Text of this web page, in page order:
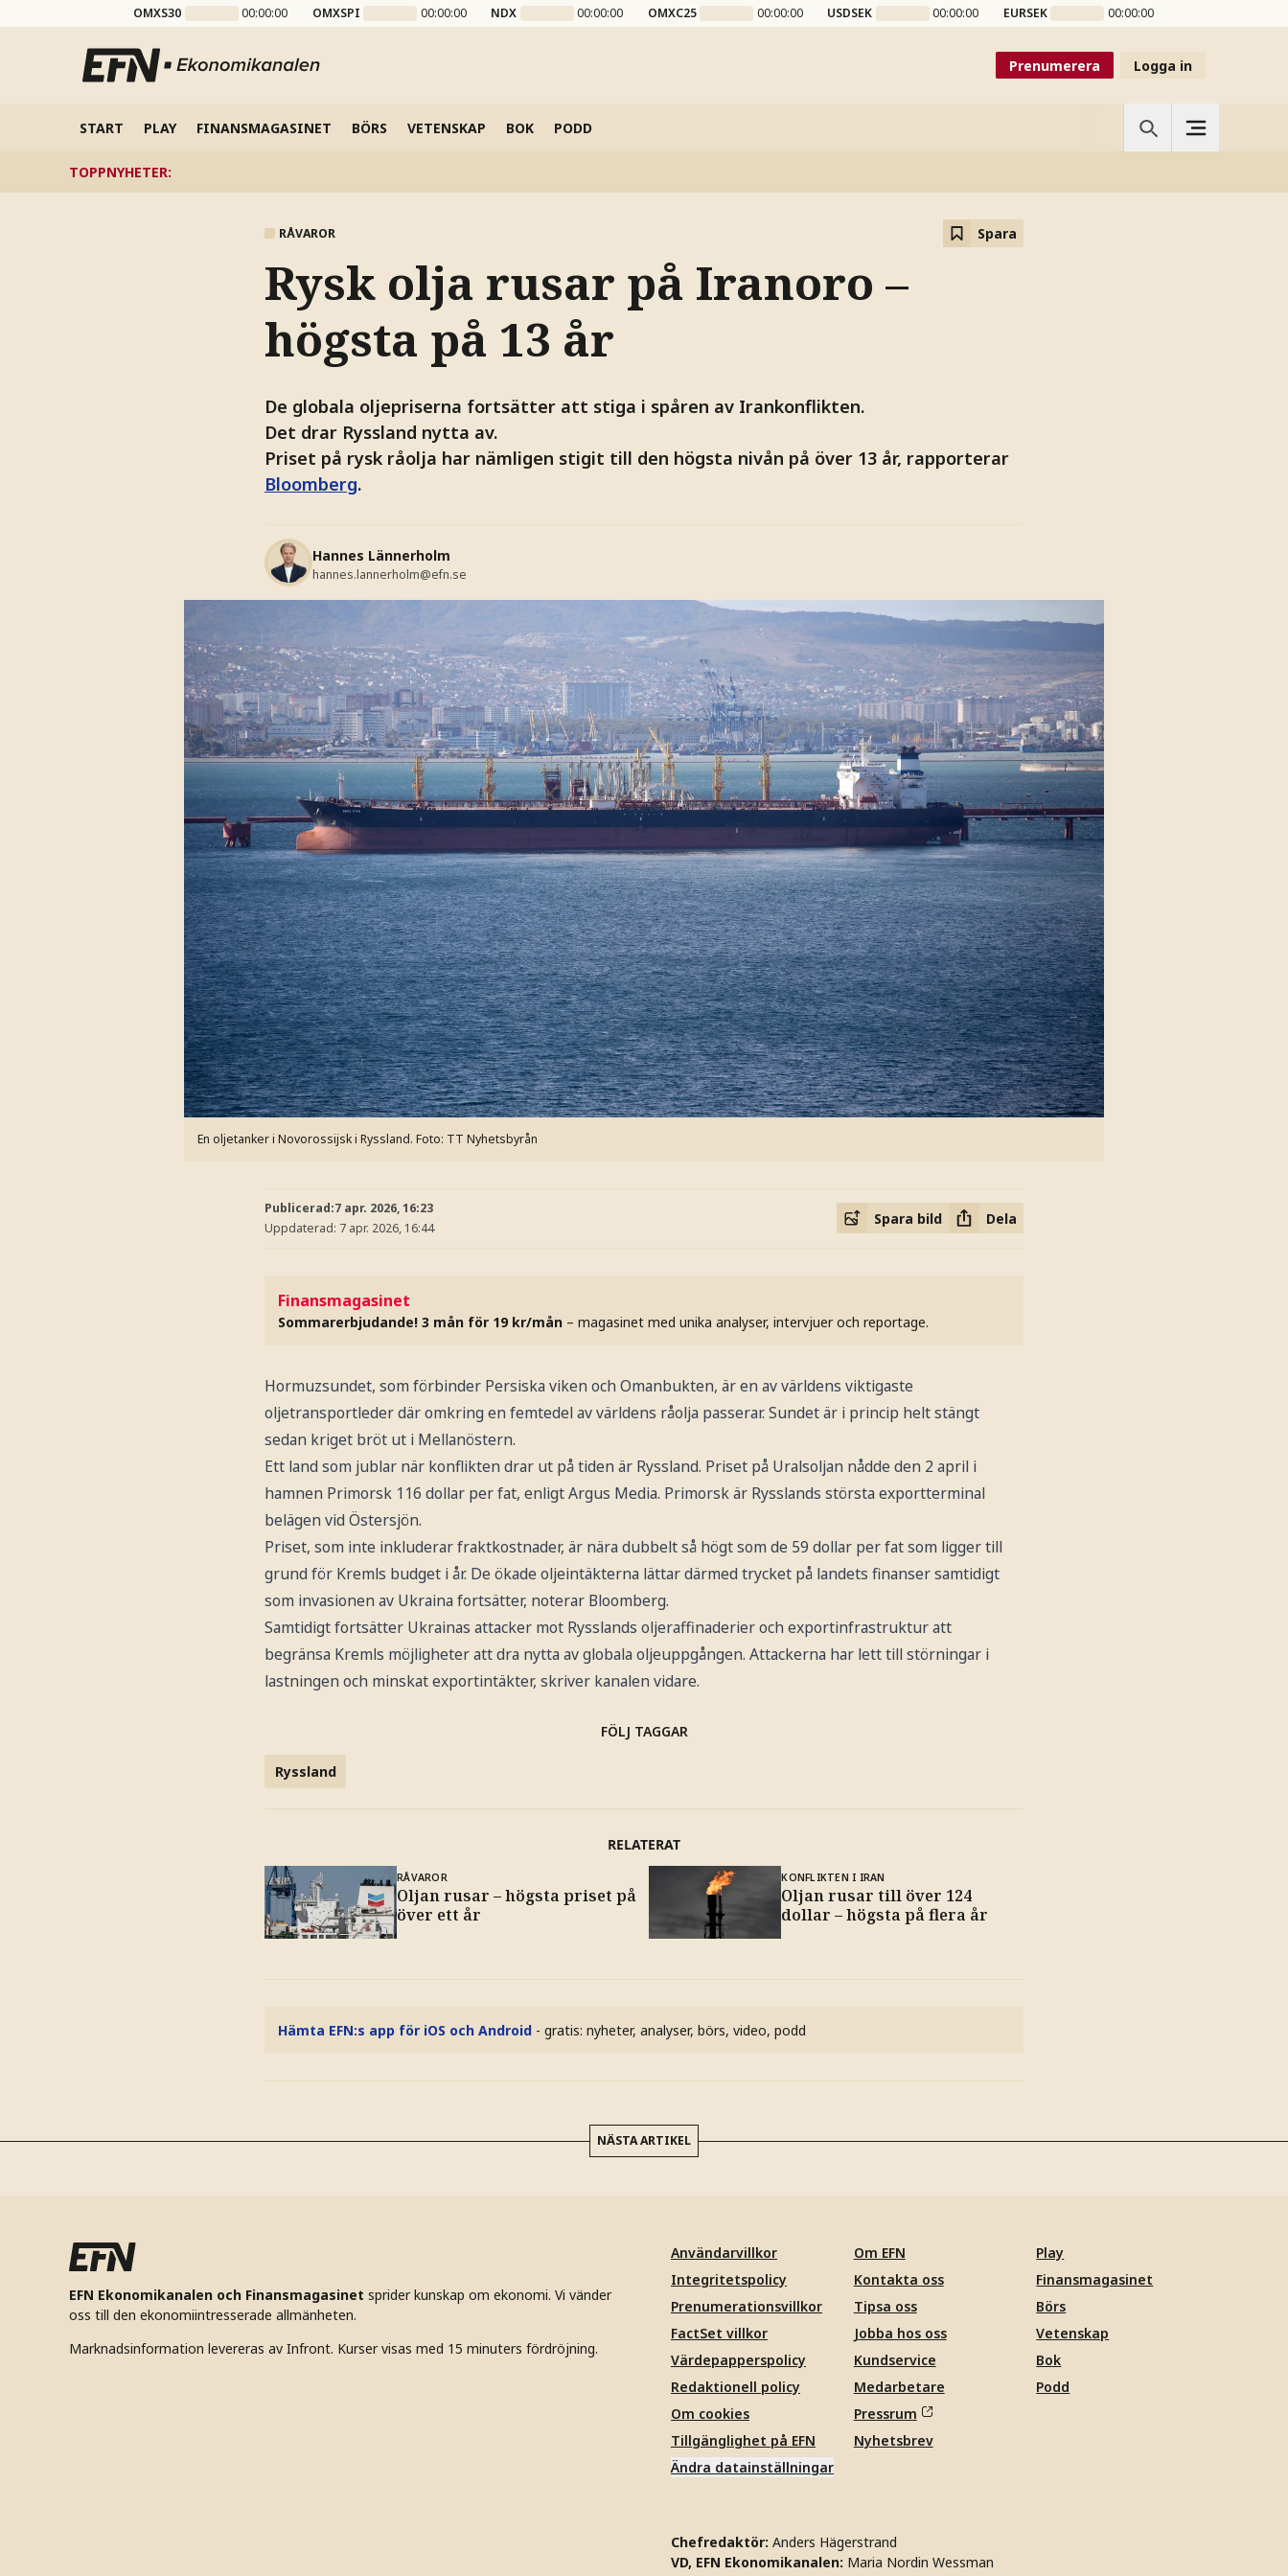
OMXS30 00:00:00 OMXSPI 00:00:00 NDX 00:00:00 OMXC25 00:00:00 USDSEK 00:00:00 EURSEK 00:00:00
Prenumerera Logga in
START PLAY FINANSMAGASINET BÖRS VETENSKAP BOK PODD
TOPPNYHETER:
RÅVAROR Spara
Rysk olja rusar på Iranoro –
högsta på 13 år
De globala oljepriserna fortsätter att stiga i spåren av Irankonflikten.
Det drar Ryssland nytta av.
Priset på rysk råolja har nämligen stigit till den högsta nivån på över 13 år, rapporterar
Bloomberg.
Hannes Lännerholm
hannes.lannerholm@efn.se
En oljetanker i Novorossijsk i Ryssland. Foto: TT Nyhetsbyrån
Publicerad:7 apr. 2026, 16:23
Uppdaterad: 7 apr. 2026, 16:44
Spara bild Dela
Finansmagasinet
Sommarerbjudande! 3 mån för 19 kr/mån – magasinet med unika analyser, intervjuer och reportage.
Hormuzsundet, som förbinder Persiska viken och Omanbukten, är en av världens viktigaste
oljetransportleder där omkring en femtedel av världens råolja passerar. Sundet är i princip helt stängt
sedan kriget bröt ut i Mellanöstern.
Ett land som jublar när konflikten drar ut på tiden är Ryssland. Priset på Uralsoljan nådde den 2 april i
hamnen Primorsk 116 dollar per fat, enligt Argus Media. Primorsk är Rysslands största exportterminal
belägen vid Östersjön.
Priset, som inte inkluderar fraktkostnader, är nära dubbelt så högt som de 59 dollar per fat som ligger till
grund för Kremls budget i år. De ökade oljeintäkterna lättar därmed trycket på landets finanser samtidigt
som invasionen av Ukraina fortsätter, noterar Bloomberg.
Samtidigt fortsätter Ukrainas attacker mot Rysslands oljeraffinaderier och exportinfrastruktur att
begränsa Kremls möjligheter att dra nytta av globala oljeuppgången. Attackerna har lett till störningar i
lastningen och minskat exportintäkter, skriver kanalen vidare.
FÖLJ TAGGAR
Ryssland
RELATERAT
RÅVAROR
Oljan rusar – högsta priset på
över ett år
KONFLIKTEN I IRAN
Oljan rusar till över 124
dollar – högsta på flera år
Hämta EFN:s app för iOS och Android - gratis: nyheter, analyser, börs, video, podd
NÄSTA ARTIKEL
EFN Ekonomikanalen och Finansmagasinet sprider kunskap om ekonomi. Vi vänder
oss till den ekonomiintresserade allmänheten.
Marknadsinformation levereras av Infront. Kurser visas med 15 minuters fördröjning.
Användarvillkor
Integritetspolicy
Prenumerationsvillkor
FactSet villkor
Värdepapperspolicy
Redaktionell policy
Om cookies
Tillgänglighet på EFN
Ändra datainställningar
Om EFN
Kontakta oss
Tipsa oss
Jobba hos oss
Kundservice
Medarbetare
Pressrum
Nyhetsbrev
Play
Finansmagasinet
Börs
Vetenskap
Bok
Podd
Chefredaktör: Anders Hägerstrand
VD, EFN Ekonomikanalen: Maria Nordin Wessman